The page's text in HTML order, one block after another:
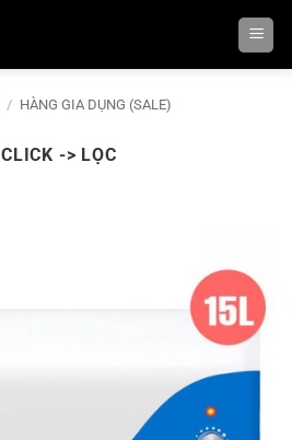
/ HÀNG GIA DỤNG (SALE)
CLICK -> LỌC